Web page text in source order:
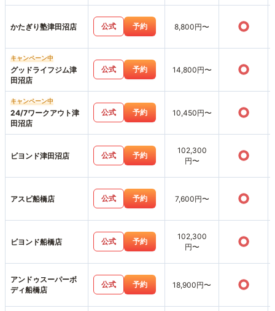
かたぎり塾津田沼店 公式 予約 8,800円〜 ○
キャンペーン中
グッドライフジム津
田沼店
公式 予約 14,800円〜 ○
キャンペーン中
24/7ワークアウト津
田沼店
公式 予約 10,450円〜 ○
ビヨンド津田沼店 公式 予約
102,300
円〜
○
アスピ船橋店 公式 予約 7,600円〜 ○
ビヨンド船橋店 公式 予約
102,300
円〜
○
アンドゥスーパーボ
ディ船橋店
公式 予約 18,900円〜 ○